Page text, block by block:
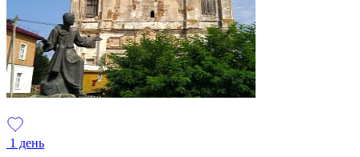
1 день